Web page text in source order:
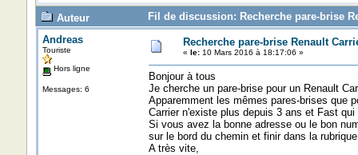
Auteur
Fil de discussion: Recherche pare-brise
Andreas
Touriste
Hors ligne
Messages: 6
Recherche pare-brise Renault
« le:10 Mars 2016 à 18:17:06 »
Bonjour à tous
Je cherche un pare-brise pour un Renault
Apparemment les mêmes pares-brises que
Carrier n'existe plus depuis 3 ans et Fast
Si vous avez la bonne adresse ou le bon
sur le bord du chemin et finir dans la
A très vite,